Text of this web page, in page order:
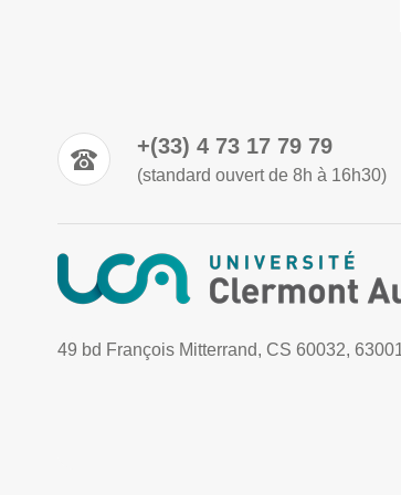
+(33) 4 73 17 79 79
(standard ouvert de 8h à 16h30)
49 bd François Mitterrand, CS 60032,